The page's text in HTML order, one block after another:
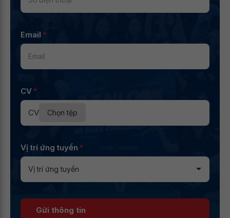
Email *
CV *
CV Chọn tệp
Vị trí ứng tuyển *
Gửi thông tin